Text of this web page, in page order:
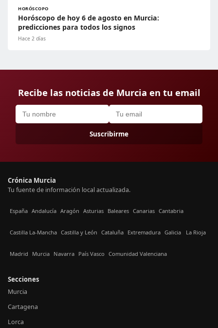
HORÓSCOPO
Horóscopo de hoy 6 de agosto en Murcia:
predicciones para todos los signos
Hace 2 días
Recibe las noticias de Murcia en tu email
Suscribirme
Crónica Murcia
Tu fuente de información local actualizada.
España Andalucía Aragón Asturias Baleares Canarias Cantabria
Castilla La-Mancha Castilla y León Cataluña Extremadura Galicia La Rioja
Madrid Murcia Navarra País Vasco Comunidad Valenciana
Secciones
Murcia
Cartagena
Lorca